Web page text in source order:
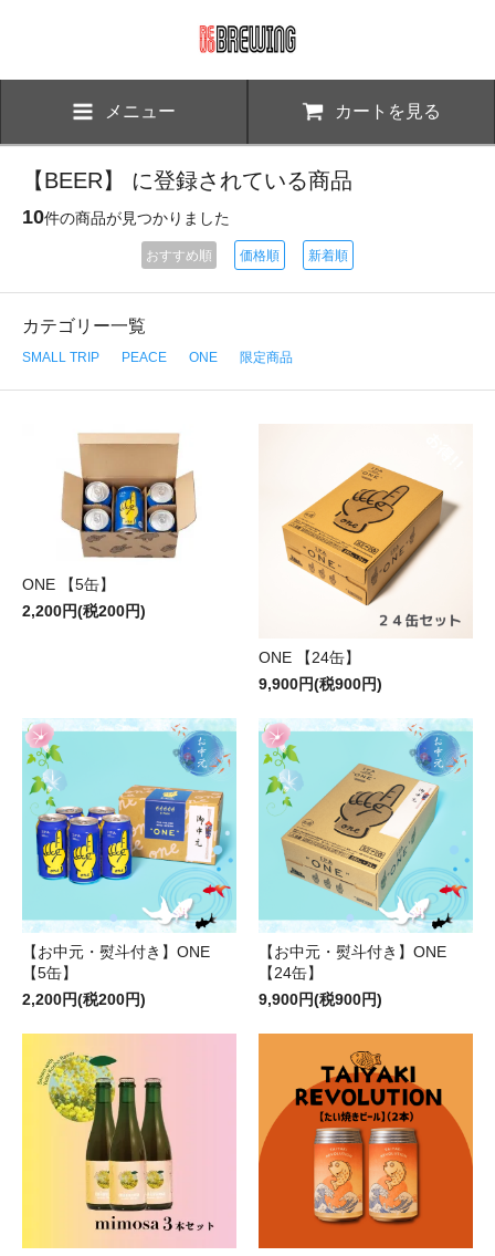
メニュー カートを見る
【BEER】 に登録されている商品
10件の商品が見つかりました
おすすめ順 価格順 新着順
カテゴリー一覧
SMALL TRIP PEACE ONE 限定商品
ONE 【5缶】
2,200円(税200円)
ONE 【24缶】
9,900円(税900円)
【お中元・熨斗付き】ONE
【5缶】
2,200円(税200円)
【お中元・熨斗付き】ONE
【24缶】
9,900円(税900円)